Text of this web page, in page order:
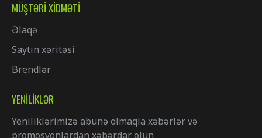
MÜŞTƏRI XIDMƏTI
Əlaqə
Saytın xəritəsi
Brendlər
YENILIKLƏR
Yeniliklərimizə abunə olmaqla xəbərlər və
promosyonlardan xəbərdar olun